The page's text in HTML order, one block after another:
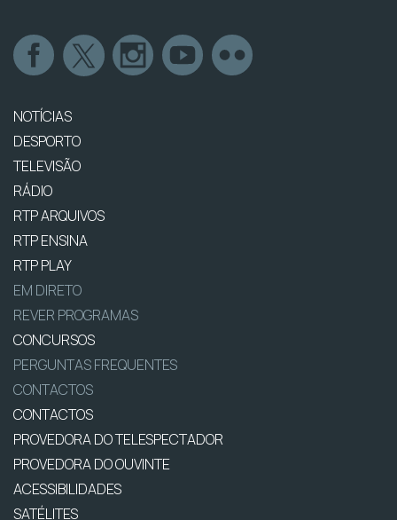
NOTÍCIAS
DESPORTO
TELEVISÃO
RÁDIO
RTP ARQUIVOS
RTP ENSINA
RTP PLAY
EM DIRETO
REVER PROGRAMAS
CONCURSOS
PERGUNTAS FREQUENTES
CONTACTOS
CONTACTOS
PROVEDORA DO TELESPECTADOR
PROVEDORA DO OUVINTE
ACESSIBILIDADES
SATÉLITES